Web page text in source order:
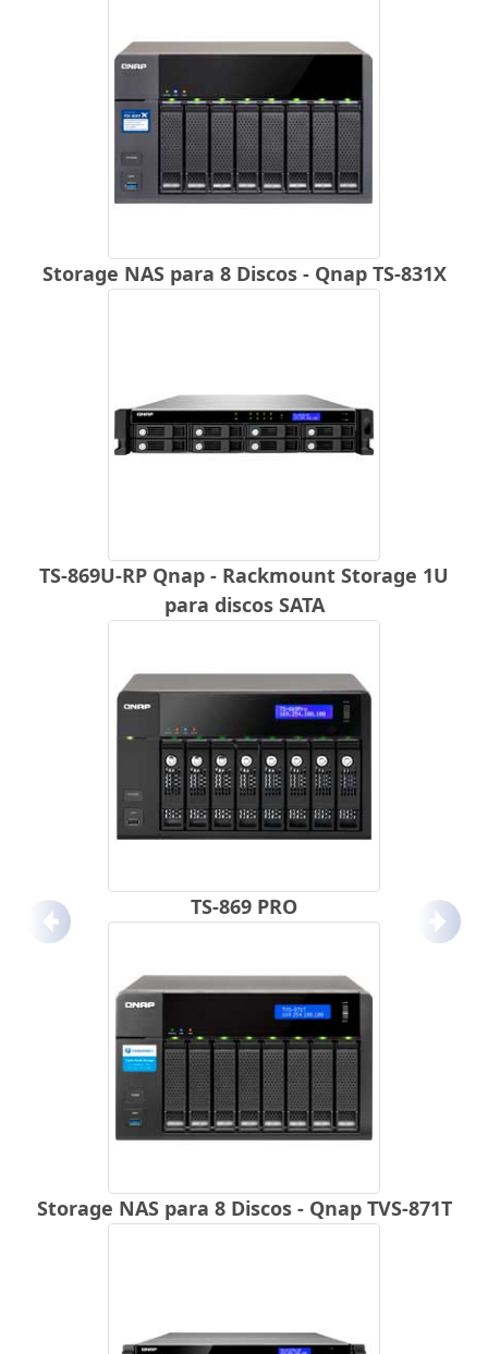
Storage NAS para 8 Discos - Qnap TS-831X
TS-869U-RP Qnap - Rackmount Storage 1U
para discos SATA
TS-869 PRO
Storage NAS para 8 Discos - Qnap TVS-871T
Anterior